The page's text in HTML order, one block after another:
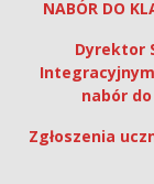
NABÓR DO
Dyrektor
nabór
Zgłoszenia